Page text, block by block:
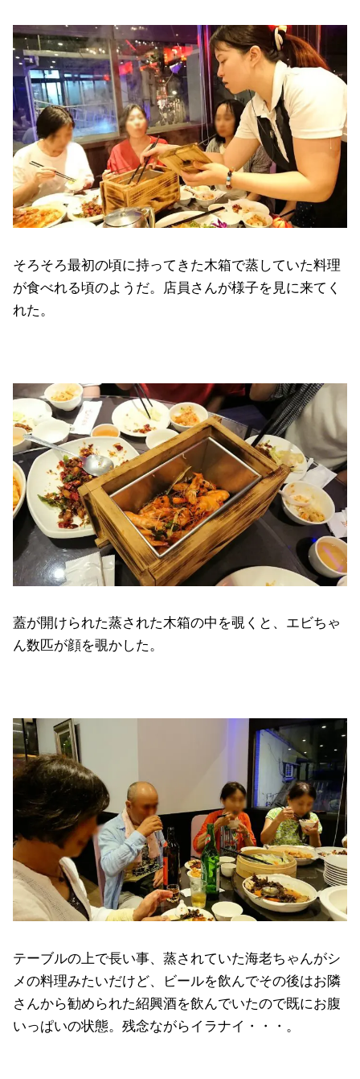
そろそろ最初の頃に持ってきた木箱で蒸していた料理
が食べれる頃のようだ。店員さんが様子を見に来てく
れた。
蓋が開けられた蒸された木箱の中を覗くと、エビちゃ
ん数匹が顔を覗かした。
テーブルの上で長い事、蒸されていた海老ちゃんがシ
メの料理みたいだけど、ビールを飲んでその後はお隣
さんから勧められた紹興酒を飲んでいたので既にお腹
いっぱいの状態。残念ながらイラナイ・・・。